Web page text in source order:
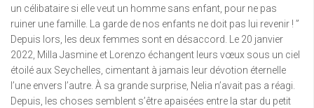
un célibataire si elle veut un homme sans enfant, pour ne pas
ruiner une famille. La garde de nos enfants ne doit pas lui revenir ! ”
Depuis lors, les deux femmes sont en désaccord. Le 20 janvier
2022, Milla Jasmine et Lorenzo échangent leurs vœux sous un ciel
étoilé aux Seychelles, cimentant à jamais leur dévotion éternelle
l’une envers l’autre. À sa grande surprise, Nelia n’avait pas a réagi.
Depuis, les choses semblent s’être apaisées entre la star du petit